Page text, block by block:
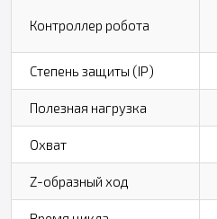
Контроллер робота
Степень защиты (IP)
Полезная нагрузка
Охват
Z-образный ход